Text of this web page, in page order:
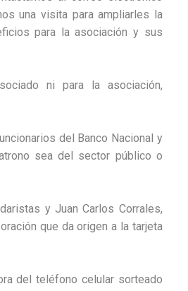
una visita para ampliarles la
para la asociación y sus
ni para la asociación,
del Banco Nacional y
sea del sector público o
y Juan Carlos Corrales,
que da origen a la tarjeta
del teléfono celular sorteado